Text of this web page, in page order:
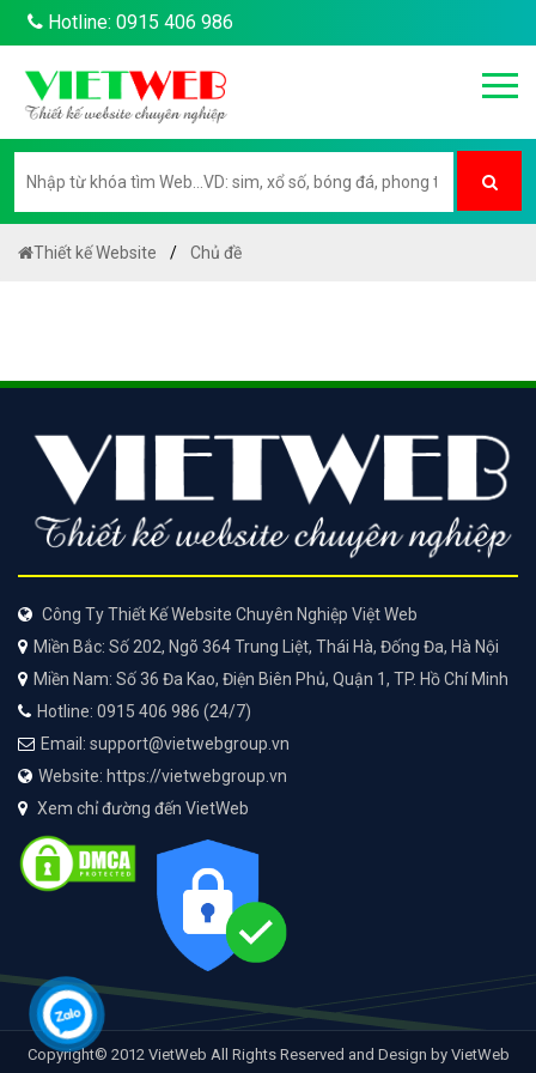
Hotline: 0915 406 986
Thiết kế Website Chủ đề
Công Ty Thiết Kế Website Chuyên Nghiệp Việt Web
Miền Bắc: Số 202, Ngõ 364 Trung Liệt, Thái Hà, Đống Đa, Hà Nội
Miền Nam: Số 36 Đa Kao, Điện Biên Phủ, Quận 1, TP. Hồ Chí Minh
Hotline: 0915 406 986 (24/7)
Email: support@vietwebgroup.vn
Website: https://vietwebgroup.vn
Xem chỉ đường đến VietWeb
Copyright© 2012 VietWeb All Rights Reserved and Design by VietWeb